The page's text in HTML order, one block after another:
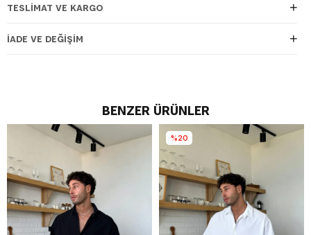
TESLIMAT VE KARGO
İADE VE DEĞIŞIM
BENZER ÜRÜNLER
%20